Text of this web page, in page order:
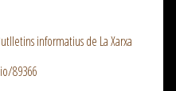
informatius de La Xarxa
89366